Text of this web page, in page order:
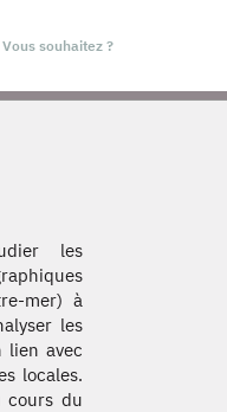
les
mer) à
les
lien avec
locales.
cours du